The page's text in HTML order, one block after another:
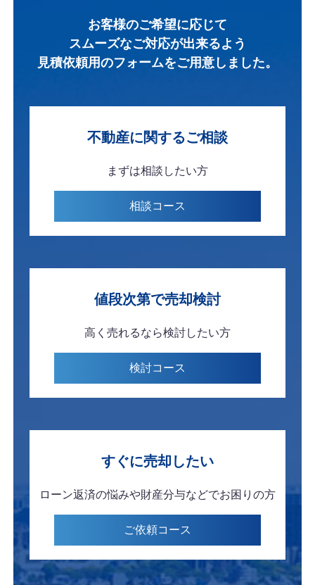
お客様のご希望に応じて
スムーズなご対応が出来るよう
見積依頼用のフォームをご用意しました。
不動産に関するご相談
まずは相談したい方
相談コース
値段次第で売却検討
高く売れるなら検討したい方
検討コース
すぐに売却したい
ローン返済の悩みや財産分与などでお困りの方
ご依頼コース